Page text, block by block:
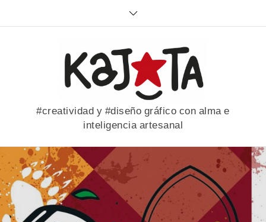
#creatividad y #diseño gráfico con alma e
inteligencia artesanal